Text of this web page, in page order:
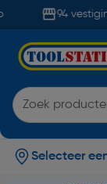
94
Selecteer